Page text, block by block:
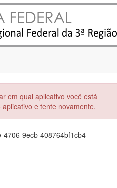
em qual aplicativo você está
e tente novamente.
4706-9ecb-408764bf1cb4